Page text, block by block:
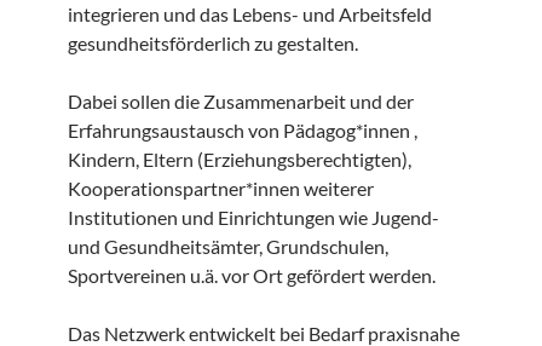
integrieren und das Lebens- und Arbeitsfeld
gesundheitsförderlich zu gestalten.
Dabei sollen die Zusammenarbeit und der
Erfahrungsaustausch von Pädagog*innen ,
Kindern, Eltern (Erziehungsberechtigten),
Kooperationspartner*innen weiterer
Institutionen und Einrichtungen wie Jugend-
und Gesundheitsämter, Grundschulen,
Sportvereinen u.ä. vor Ort gefördert werden.
Das Netzwerk entwickelt bei Bedarf praxisnahe